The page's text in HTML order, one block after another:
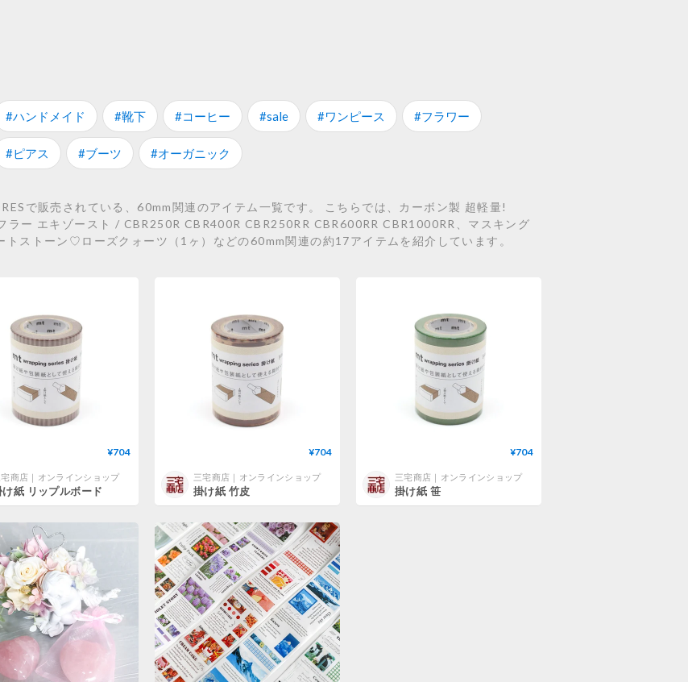
#ハンドメイド #靴下 #コーヒー #sale #ワンピース #フラワー
#ピアス #ブーツ #オーガニック
で販売されている、60mm関連のアイテム一覧です。 こちらでは、カーボン製 超軽量!
ー エキゾースト / CBR250R CBR400R CBR250RR CBR600RR CBR1000RR、マスキング
ストーン♡ローズクォーツ（1ヶ）などの60mm関連の約17アイテムを紹介しています。
¥704
宅商店｜オンラインショップ
け紙 リップルボード
¥704
三宅商店｜オンラインショップ
掛け紙 竹皮
¥704
三宅商店｜オンラインショップ
掛け紙 笹